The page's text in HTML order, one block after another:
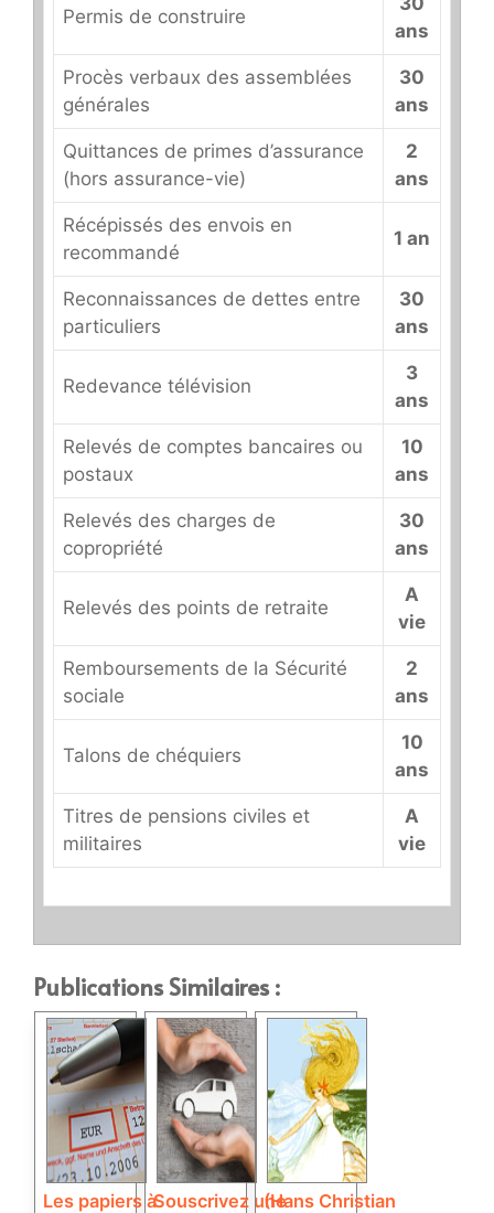
Permis de construire
ans
Procès verbaux des assemblées
générales
30
ans
Quittances de primes d’assurance
(hors assurance-vie)
2
ans
Récépissés des envois en
recommandé
1 an
Reconnaissances de dettes entre
particuliers
30
ans
Redevance télévision
3
ans
Relevés de comptes bancaires ou
postaux
10
ans
Relevés des charges de
copropriété
30
ans
Relevés des points de retraite
A
vie
Remboursements de la Sécurité
sociale
2
ans
Talons de chéquiers
10
ans
Titres de pensions civiles et
militaires
A
vie
Publications Similaires :
Les papiers àSouscrivez une(Hans Christian